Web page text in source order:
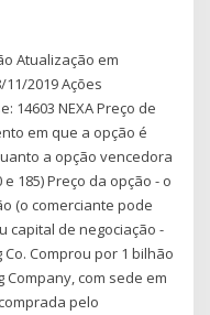
Atualização em
2019 Ações
14603 NEXA Preço de
em que a opção é
a opção vencedora
185) Preço da opção - o
(o comerciante pode
capital de negociação -
Comprou por 1 bilhão
com sede em
pelo